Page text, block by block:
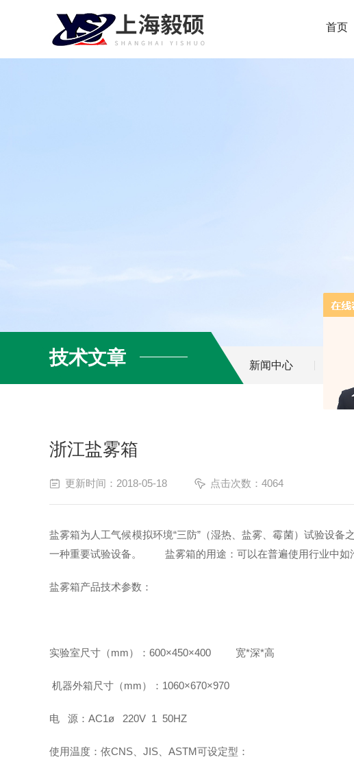
首页
技术文章 新闻中心
浙江盐雾箱
更新时间：2018-05-18 点击次数：4064
盐雾箱为人工气候模拟环境“三防”（湿热、盐雾、霉菌）试验设
一种重要试验设备。 盐雾箱的用途：可以在普遍使用行业中如
盐雾箱产品技术参数：
实验室尺寸（mm）：600×450×400 宽*深*高
机器外箱尺寸（mm）：1060×670×970
电 源：AC1ø 220V 1 50HZ
使用温度：依CNS、JIS、ASTM可设定型：